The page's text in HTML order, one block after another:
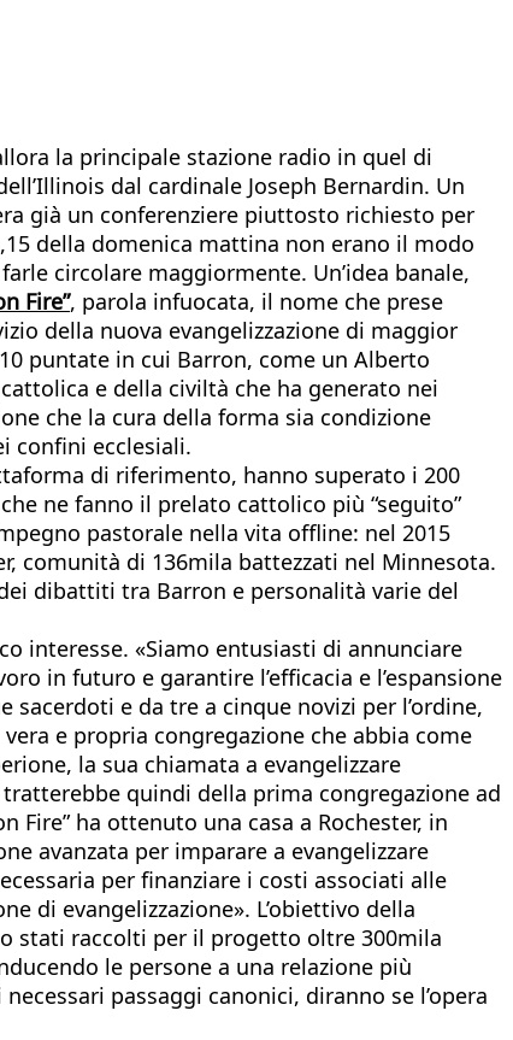
la principale stazione radio in quel di
dal cardinale Joseph Bernardin. Un
già un conferenziere piuttosto richiesto per
della domenica mattina non erano il modo
circolare maggiormente. Un’idea banale,
Fire”, parola infuocata, il nome che prese
della nuova evangelizzazione di maggior
puntate in cui Barron, come un Alberto
e della civiltà che ha generato nei
che la cura della forma sia condizione
confini ecclesiali.
di riferimento, hanno superato i 200
ne fanno il prelato cattolico più “seguito”
pastorale nella vita offline: nel 2015
comunità di 136mila battezzati nel Minnesota.
dibattiti tra Barron e personalità varie del
interesse. «Siamo entusiasti di annunciare
in futuro e garantire l’efficacia e l’espansione
sacerdoti e da tre a cinque novizi per l’ordine,
e propria congregazione che abbia come
la sua chiamata a evangelizzare
quindi della prima congregazione ad
Fire” ha ottenuto una casa a Rochester, in
avanzata per imparare a evangelizzare
per finanziare i costi associati alle
di evangelizzazione». L’obiettivo della
stati raccolti per il progetto oltre 300mila
le persone a una relazione più
passaggi canonici, diranno se l’opera